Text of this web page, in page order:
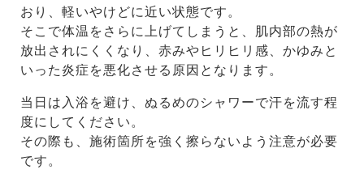
おり、軽いやけどに近い状態です。
そこで体温をさらに上げてしまうと、肌内部の熱が
放出されにくくなり、赤みやヒリヒリ感、かゆみと
いった炎症を悪化させる原因となります。
当日は入浴を避け、ぬるめのシャワーで汗を流す程
度にしてください。
その際も、施術箇所を強く擦らないよう注意が必要
です。